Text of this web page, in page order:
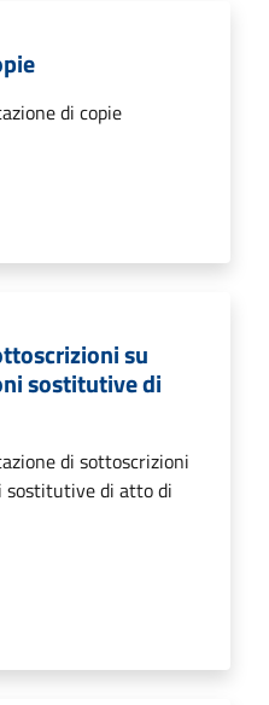
di copie
su
sostitutive di
di sottoscrizioni
sostitutive di atto di